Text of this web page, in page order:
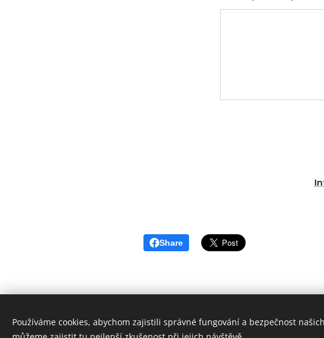
Share
Používáme cookies, abychom zajistili správné fungování a bezpečnost